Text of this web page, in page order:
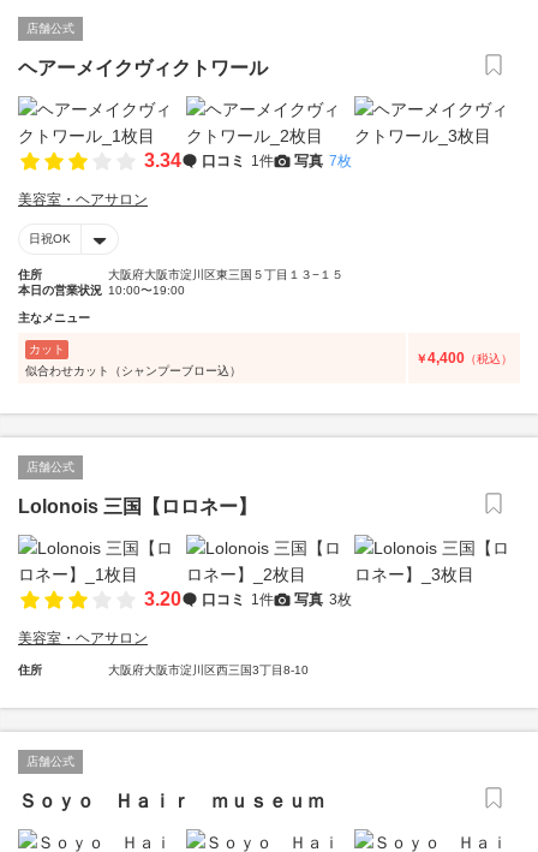
店舗公式
ヘアーメイクヴィクトワール
3.34 口コミ 1件 写真 7枚
美容室・ヘアサロン
日祝OK
住所
大阪府大阪市淀川区東三国５丁目１３−１５
本日の営業状況 10:00〜19:00
主なメニュー
カット
似合わせカット（シャンプーブロー込）
￥4,400 （税込）
店舗公式
Lolonois 三国【ロロネー】
3.20 口コミ 1件 写真 3枚
美容室・ヘアサロン
住所 大阪府大阪市淀川区西三国3丁目8-10
店舗公式
Ｓｏｙｏ Ｈａｉｒ ｍｕｓｅｕｍ